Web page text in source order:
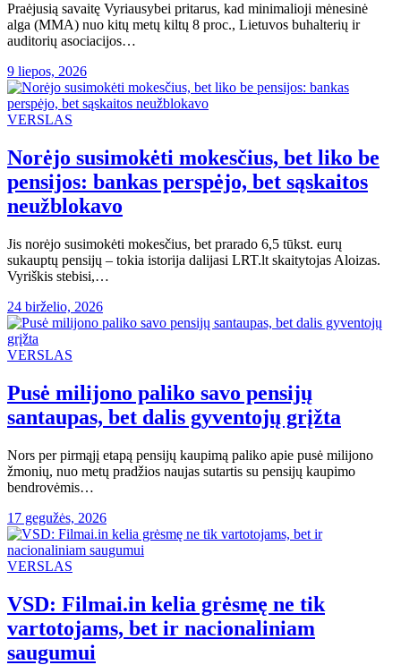
Praėjusią savaitę Vyriausybei pritarus, kad minimalioji mėnesinė
alga (MMA) nuo kitų metų kiltų 8 proc., Lietuvos buhalterių ir
auditorių asociacijos…
9 liepos, 2026
VERSLAS
Norėjo susimokėti mokesčius, bet liko be
pensijos: bankas perspėjo, bet sąskaitos
neužblokavo
Jis norėjo susimokėti mokesčius, bet prarado 6,5 tūkst. eurų
sukauptų pensijų – tokia istorija dalijasi LRT.lt skaitytojas Aloizas.
Vyriškis stebisi,…
24 birželio, 2026
VERSLAS
Pusė milijono paliko savo pensijų
santaupas, bet dalis gyventojų grįžta
Nors per pirmąjį etapą pensijų kaupimą paliko apie pusė milijono
žmonių, nuo metų pradžios naujas sutartis su pensijų kaupimo
bendrovėmis…
17 gegužės, 2026
VERSLAS
VSD: Filmai.in kelia grėsmę ne tik
vartotojams, bet ir nacionaliniam
saugumui